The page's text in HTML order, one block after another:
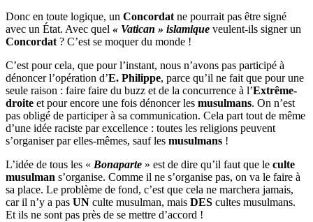
Donc en toute logique, un Concordat ne pourrait pas être signé
avec un État. Avec quel « Vatican » islamique veulent-ils signer un
Concordat ? C’est se moquer du monde !
C’est pour cela, que pour l’instant, nous n’avons pas participé à
dénoncer l’opération d’E. Philippe, parce qu’il ne fait que pour une
seule raison : faire faire du buzz et de la concurrence à l’Extrême-
droite et pour encore une fois dénoncer les musulmans. On n’est
pas obligé de participer à sa communication. Cela part tout de même
d’une idée raciste par excellence : toutes les religions peuvent
s’organiser par elles-mêmes, sauf les musulmans !
L’idée de tous les « Bonaparte » est de dire qu’il faut que le culte
musulman s’organise. Comme il ne s’organise pas, on va le faire à
sa place. Le problème de fond, c’est que cela ne marchera jamais,
car il n’y a pas UN culte musulman, mais DES cultes musulmans.
Et ils ne sont pas près de se mettre d’accord !